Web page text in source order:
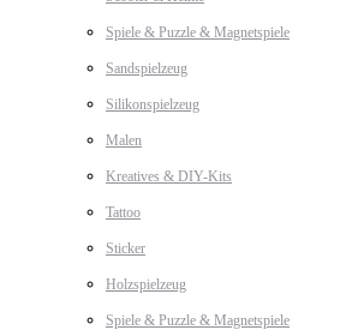
Spiele & Puzzle & Magnetspiele
Sandspielzeug
Silikonspielzeug
Malen
Kreatives & DIY-Kits
Tattoo
Sticker
Holzspielzeug
Spiele & Puzzle & Magnetspiele